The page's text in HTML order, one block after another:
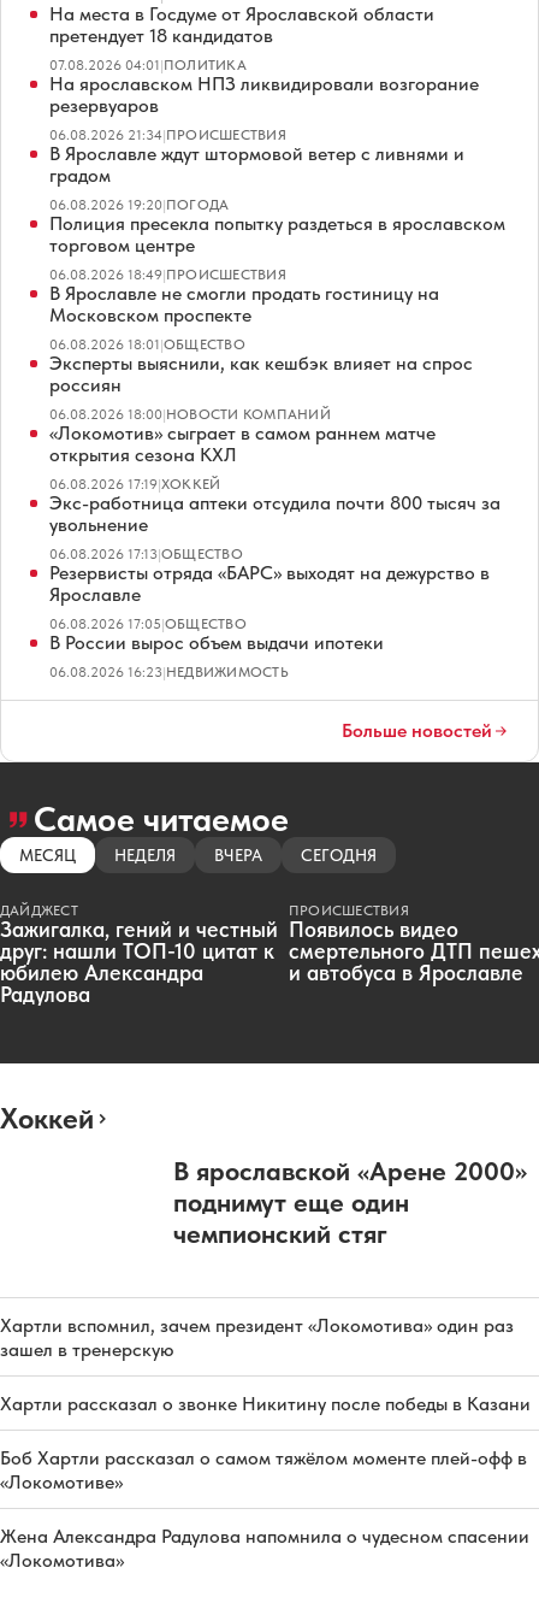
На места в Госдуме от Ярославской области
претендует 18 кандидатов
07.08.2026 04:01|ПОЛИТИКА
На ярославском НПЗ ликвидировали возгорание
резервуаров
06.08.2026 21:34|ПРОИСШЕСТВИЯ
В Ярославле ждут штормовой ветер с ливнями и
градом
06.08.2026 19:20|ПОГОДА
Полиция пресекла попытку раздеться в ярославском
торговом центре
06.08.2026 18:49|ПРОИСШЕСТВИЯ
В Ярославле не смогли продать гостиницу на
Московском проспекте
06.08.2026 18:01|ОБЩЕСТВО
Эксперты выяснили, как кешбэк влияет на спрос
россиян
06.08.2026 18:00|НОВОСТИ КОМПАНИЙ
«Локомотив» сыграет в самом раннем матче
открытия сезона КХЛ
06.08.2026 17:19|ХОККЕЙ
Экс-работница аптеки отсудила почти 800 тысяч за
увольнение
06.08.2026 17:13|ОБЩЕСТВО
Резервисты отряда «БАРС» выходят на дежурство в
Ярославле
06.08.2026 17:05|ОБЩЕСТВО
В России вырос объем выдачи ипотеки
06.08.2026 16:23|НЕДВИЖИМОСТЬ
Больше новостей
Самое читаемое
МЕСЯЦ НЕДЕЛЯ ВЧЕРА СЕГОДНЯ
ДАЙДЖЕСТ
Зажигалка, гений и честный
друг: нашли ТОП-10 цитат к
юбилею Александра
Радулова
ПРОИСШЕСТВИЯ
Появилось видео
смертельного ДТП
и автобуса в Ярославле
Хоккей
В ярославской «Арене 2000»
поднимут еще один
чемпионский стяг
Хартли вспомнил, зачем президент «Локомотива» один раз
зашел в тренерскую
Хартли рассказал о звонке Никитину после победы в Казани
Боб Хартли рассказал о самом тяжёлом моменте плей-офф в
«Локомотиве»
Жена Александра Радулова напомнила о чудесном спасении
«Локомотива»